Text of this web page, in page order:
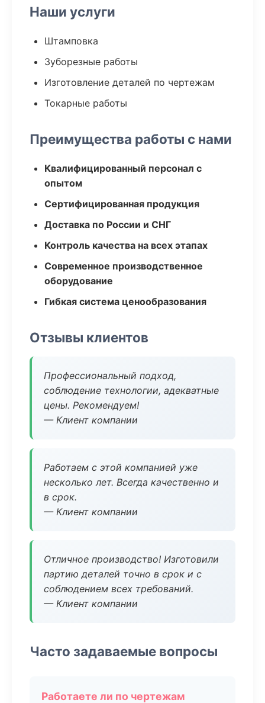
Наши услуги
Штамповка
Зуборезные работы
Изготовление деталей по чертежам
Токарные работы
Преимущества работы с нами
Квалифицированный персонал с
опытом
Сертифицированная продукция
Доставка по России и СНГ
Контроль качества на всех этапах
Современное производственное
оборудование
Гибкая система ценообразования
Отзывы клиентов
Профессиональный подход,
соблюдение технологии, адекватные
цены. Рекомендуем!
— Клиент компании
Работаем с этой компанией уже
несколько лет. Всегда качественно и
в срок.
— Клиент компании
Отличное производство! Изготовили
партию деталей точно в срок и с
соблюдением всех требований.
— Клиент компании
Часто задаваемые вопросы
Работаете ли по чертежам